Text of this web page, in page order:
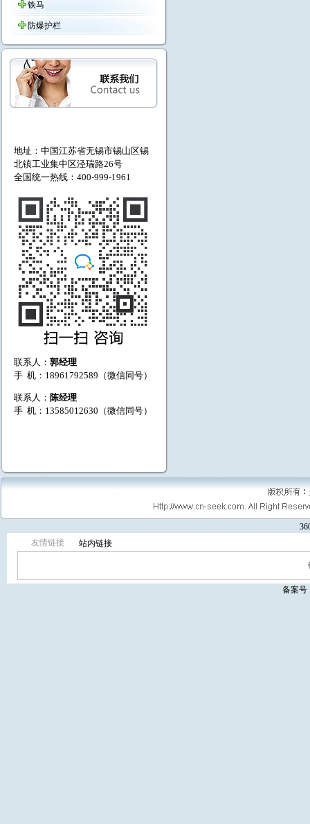
铁马
防爆护栏
地址：中国江苏省无锡市锡山区锡
北镇工业集中区泾瑞路26号
全国统一热线：400-999-1961
联系人： 郭经理
手 机：18961792589（微信同号）
联系人： 陈经理
手 机：13585012630（微信同号）
友情链接
站内链接
备案号